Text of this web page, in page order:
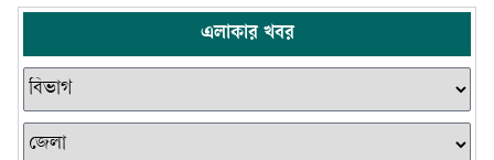
এলাকার খবর